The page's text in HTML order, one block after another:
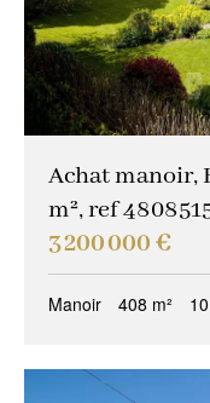
Achat manoir,
m², ref
3 200 000 €
Manoir 408 m²